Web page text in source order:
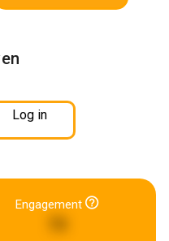
Log in
Engagement